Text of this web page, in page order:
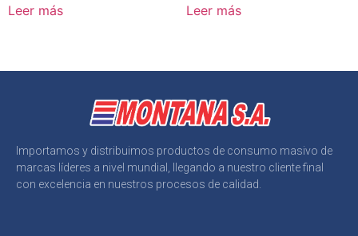
Leer más Leer más
Importamos y distribuimos productos de consumo masivo de
marcas líderes a nivel mundial, llegando a nuestro cliente final
con excelencia en nuestros procesos de calidad.